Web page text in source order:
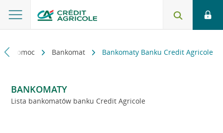
i pomoc Bankomat Bankomaty Banku Credit Agricole
BANKOMATY
Lista bankomatów banku Credit Agricole